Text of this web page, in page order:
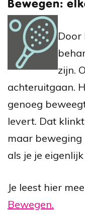
Bewegen:
Door
zijn.
achteruitgaan.
genoeg
levert. Dat
maar
als je je
Je leest hier
Bewegen.